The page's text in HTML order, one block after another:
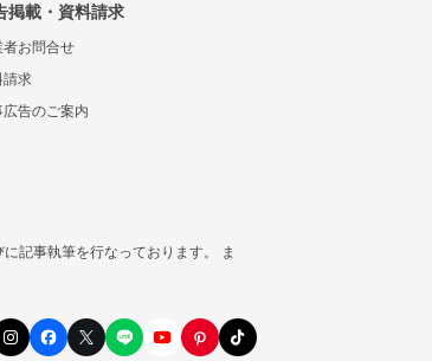
掲載・資料請求
者お問合せ
請求
広告のご案内
記事執筆を行なっております。 ま